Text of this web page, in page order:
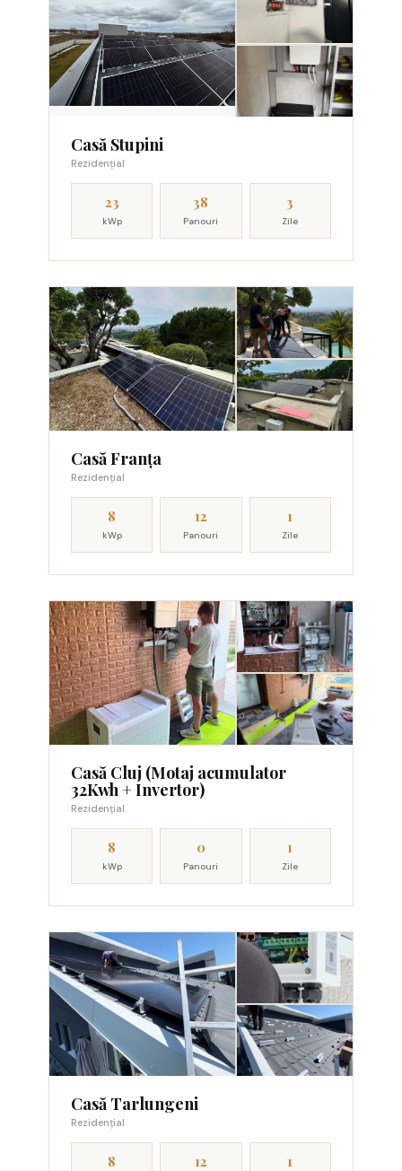
Casă Stupini
Rezidențial
23
kWp
38
Panouri
3
Zile
Casă Franța
Rezidențial
8
kWp
12
Panouri
1
Zile
Casă Cluj (Motaj acumulator
32Kwh + Invertor)
Rezidențial
8
kWp
0
Panouri
1
Zile
Casă Tarlungeni
Rezidențial
8 12 1